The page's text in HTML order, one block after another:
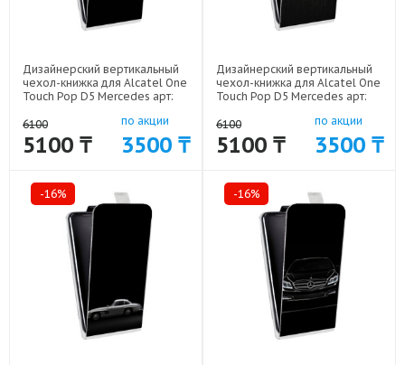
Дизайнерский вертикальный
чехол-книжка для Alcatel One
Touch Pop D5 Mercedes арт:
6100
5100 ₸
по акции
3500 ₸
Дизайнерский вертикальный
чехол-книжка для Alcatel One
Touch Pop D5 Mercedes арт:
6100
5100 ₸
по акции
3500 ₸
-16% -16%